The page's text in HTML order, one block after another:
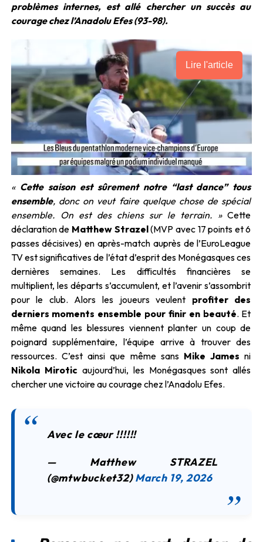
problèmes internes, est allé chercher un succès au
courage chez l’Anadolu Efes (93-98).
Lire l'article
«Cette saison est sûrement notre “last dance” tous
ensemble, donc on veut faire quelque chose de spécial
ensemble. On est des chiens sur le terrain. »Cette
déclaration de Matthew Strazel(MVP avec 17 points et 6
passes décisives) en après-match auprès de l’EuroLeague
TV est significatives de l’état d’esprit des Monégasques ces
dernières semaines. Les difficultés financières se
multiplient, les départs s’accumulent, et l’avenir s’assombrit
pour le club. Alors les joueurs veulent profiter des
derniers moments ensemble pour finir en beauté. Et
même quand les blessures viennent planter un coup de
poignard supplémentaire, l’équipe arrive à trouver des
ressources. C’est ainsi que même sans Mike James ni
Nikola Miroticaujourd’hui, les Monégasques sont allés
chercher une victoire au courage chez l’Anadolu Efes.
Avec le cœur !!!!!!
— Matthew STRAZEL
(@mtwbucket32)March 19, 2026